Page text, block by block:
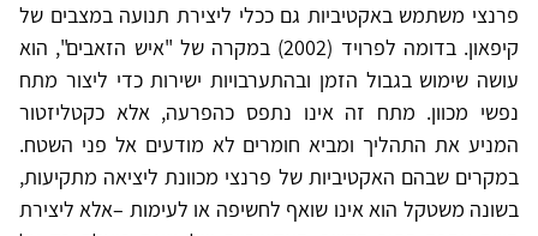
פרנצי משתמש באקטיביות גם ככלי ליצירת תנועה במצבים של
קיפאון. בדומה לפרויד (2002) במקרה של "איש הזאבים", הוא
עושה שימוש בגבול הזמן ובהתערבויות ישירות כדי ליצור מתח
נפשי מכוון. מתח זה אינו נתפס כהפרעה, אלא כקטליזטור
המניע את התהליך ומביא חומרים לא מודעים אל פני השטח.
במקרים שבהם האקטיביות של פרנצי מכוונת ליציאה מתקיעות,
בשונה משטקל הוא אינו שואף לחשיפה או לעימות –אלא ליצירת